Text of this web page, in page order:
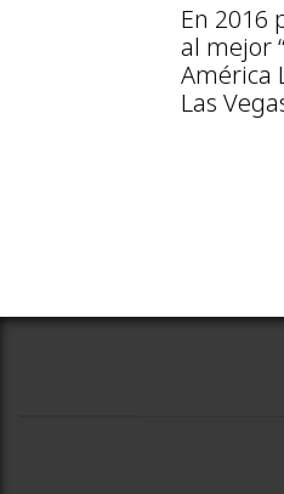
En 2016
al mejor
América
Las